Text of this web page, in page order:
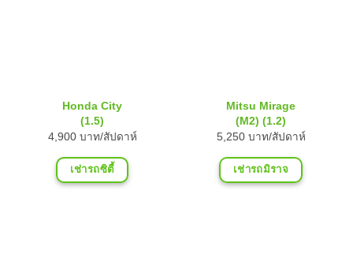
Honda City
(1.5)
4,900 บาท/สัปดาห์
เช่ารถซิตี้
Mitsu Mirage
(M2) (1.2)
5,250 บาท/สัปดาห์
เช่ารถมิราจ